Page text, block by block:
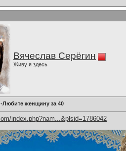
Вячеслав Серёгин
Живу я здесь
Любите женщину за 40
index.php?nam...&plsid=1786042